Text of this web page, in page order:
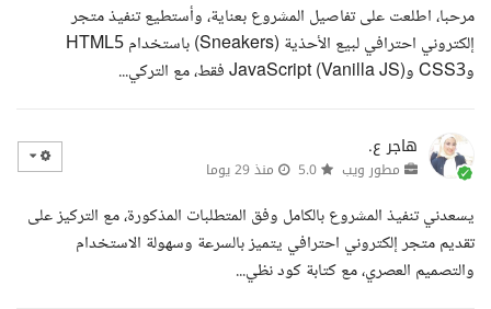
مرحبا، اطلعت على تفاصيل المشروع بعناية، وأستطيع تنفيذ متجر
إلكتروني احترافي لبيع الأحذية (Sneakers) باستخدام HTML5
وCSS3 وJavaScript (Vanilla JS) فقط، مع التركي...
هاجر ع.
مطور ويب منذ 29 يوما
يسعدني تنفيذ المشروع بالكامل وفق المتطلبات المذكورة، مع التركيز على
تقديم متجر إلكتروني احترافي يتميز بالسرعة وسهولة الاستخدام
والتصميم العصري، مع كتابة كود نظي...